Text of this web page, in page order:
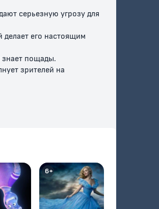
серьезную угрозу для
его настоящим
знает пощады.
зрителей на
6+